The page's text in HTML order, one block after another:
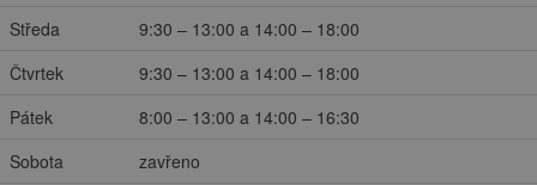
Středa
9:30 – 13:00 a 14:00 – 18:00
Čtvrtek
9:30 – 13:00 a 14:00 – 18:00
Pátek
8:00 – 13:00 a 14:00 – 16:30
Sobota
zavřeno